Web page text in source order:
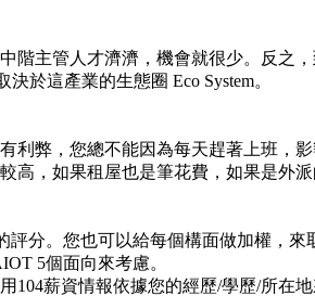
主管人才濟濟，機會就很少。反之
於這產業的生態圈 Eco System。
利弊，您總不能因為每天趕著上班，
高，如果租屋也是筆花費，如果是外
分。您也可以給每個構面做加權，來
5個面向來考慮。
104薪資情報依據您的經歷/學歷/所在